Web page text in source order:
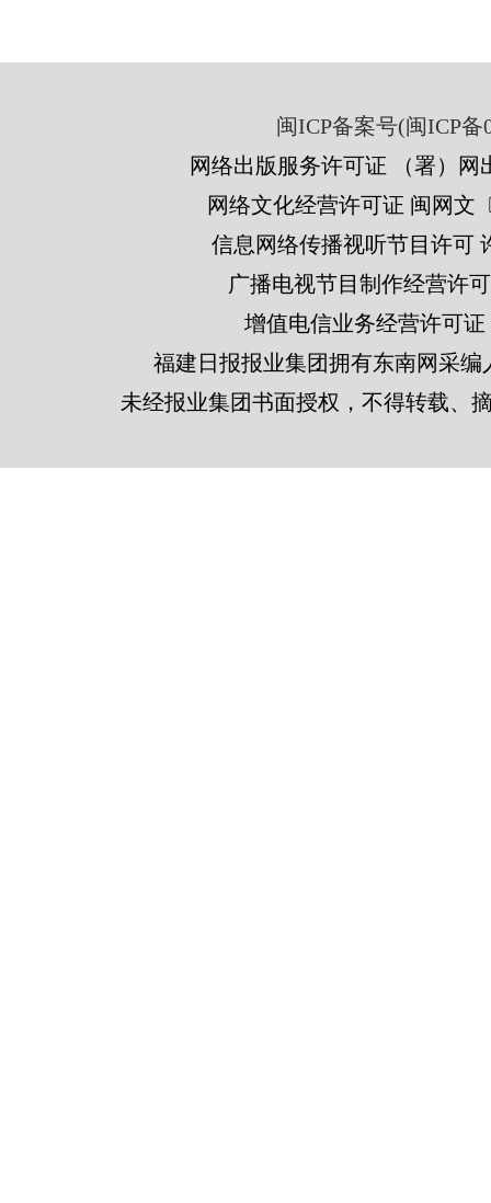
闽ICP备案号(闽ICP备
网络出版服务许可证 （署）网
网络文化经营许可证 闽网文
信息网络传播视听节目许可
广播电视节目制作经营许
增值电信业务经营许可证
福建日报报业集团拥有东南网采
未经报业集团书面授权，不得转载、